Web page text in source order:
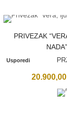
PRIVEZAK
NADA”
Usporedi
20.900,00